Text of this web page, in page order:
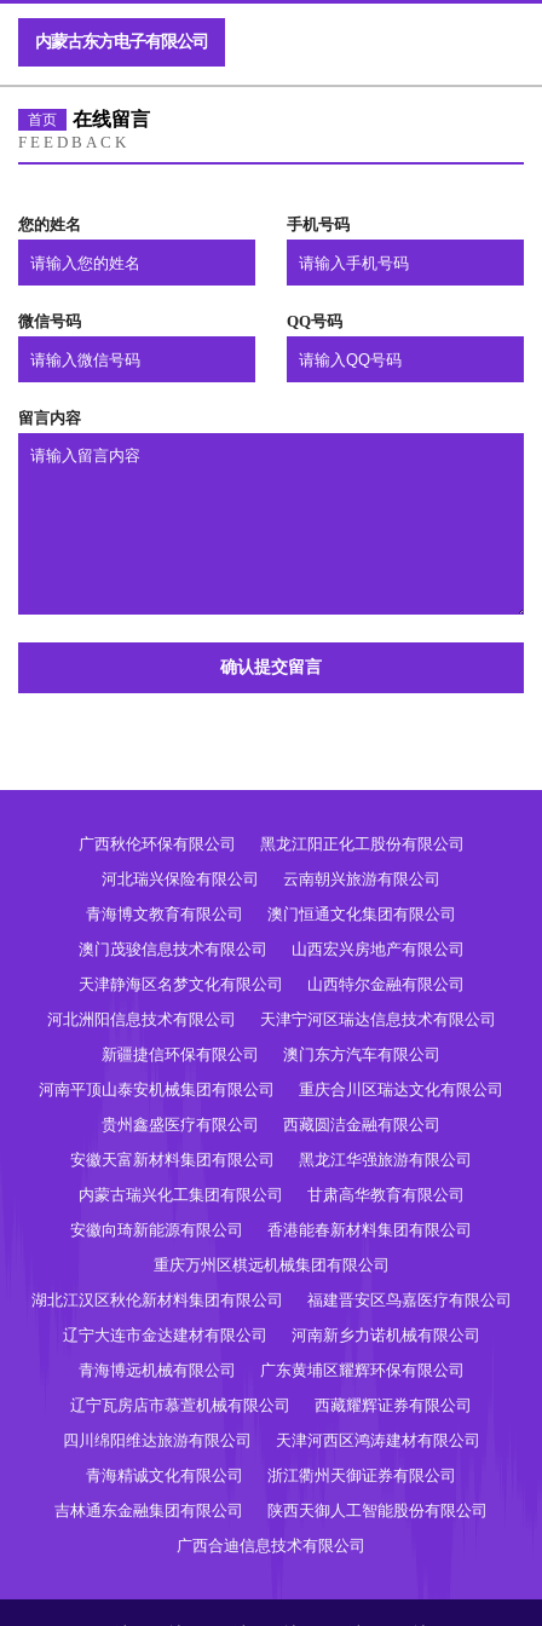
内蒙古东方电子有限公司
首页 在线留言
FEEDBACK
您的姓名 手机号码
微信号码 QQ号码
留言内容
确认提交留言
广西秋伦环保有限公司
黑龙江阳正化工股份有限公司
河北瑞兴保险有限公司
云南朝兴旅游有限公司
青海博文教育有限公司
澳门恒通文化集团有限公司
澳门茂骏信息技术有限公司
山西宏兴房地产有限公司
天津静海区名梦文化有限公司
山西特尔金融有限公司
河北洲阳信息技术有限公司
天津宁河区瑞达信息技术有限公司
新疆捷信环保有限公司
澳门东方汽车有限公司
河南平顶山泰安机械集团有限公司
重庆合川区瑞达文化有限公司
贵州鑫盛医疗有限公司
西藏圆洁金融有限公司
安徽天富新材料集团有限公司
黑龙江华强旅游有限公司
内蒙古瑞兴化工集团有限公司
甘肃高华教育有限公司
安徽向琦新能源有限公司
香港能春新材料集团有限公司
重庆万州区棋远机械集团有限公司
湖北江汉区秋伦新材料集团有限公司
福建晋安区鸟嘉医疗有限公司
辽宁大连市金达建材有限公司
河南新乡力诺机械有限公司
青海博远机械有限公司
广东黄埔区耀辉环保有限公司
辽宁瓦房店市慕萱机械有限公司
西藏耀辉证券有限公司
四川绵阳维达旅游有限公司
天津河西区鸿涛建材有限公司
青海精诚文化有限公司
浙江衢州天御证券有限公司
吉林通东金融集团有限公司
陕西天御人工智能股份有限公司
广西合迪信息技术有限公司